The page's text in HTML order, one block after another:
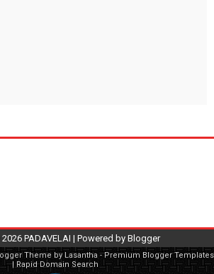
2026 PADAVELAI | Powered by Blogger
Theme by Lasantha -Premium Blogger Templates
|Rapid Domain Search